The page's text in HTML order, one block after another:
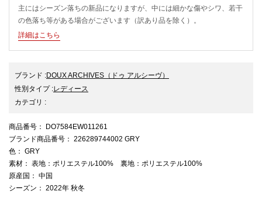
主にはシーズン落ちの新品になりますが、中には細かな傷やシワ、若干
の色落ち等がある場合がございます（訳あり品を除く）。
詳細はこちら
ブランド :DOUX ARCHIVES （ドゥ アルシーヴ）
性別タイプ:レディース
カテゴリ :
商品番号 ： DO7584EW011261
ブランド商品番号 ： 226289744002 GRY
色 ： GRY
素材 ： 表地：ポリエステル100% 裏地：ポリエステル100%
原産国 ： 中国
シーズン ： 2022年 秋冬